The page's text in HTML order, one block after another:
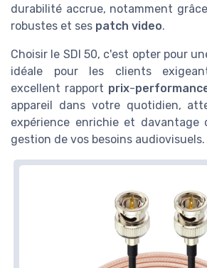
durabilité accrue, notamment
robustes et ses patch video.
Choisir le SDI 50, c'est opter pour
idéale pour les clients
excellent rapport prix-
appareil dans votre quotidien,
expérience enrichie et
gestion de vos besoins audiovisuels.